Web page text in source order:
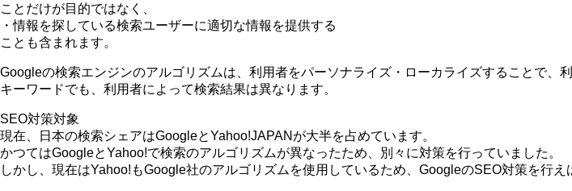
ことだけが目的ではなく、
・情報を探している検索ユーザーに適切な情報を提供する
ことも含まれます。
Googleの検索エンジンのアルゴリズムは、利用者をパーソナライズ・ローカライズすることで
キーワードでも、利用者によって検索結果は異なります。
SEO対策対象
現在、日本の検索シェアはGoogleとYahoo!JAPANが大半を占めています。
かつてはGoogleとYahoo!で検索のアルゴリズムが異なったため、別々に対策を行っていました。
しかし、現在はYahoo!もGoogle社のアルゴリズムを使用しているため、GoogleのSEO対策を行え